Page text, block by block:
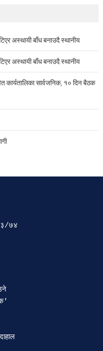
अस्थायी बाँध बनाउदै स्थानीय
अस्थायी बाँध बनाउदै स्थानीय
कार्यतालिका सार्वजनिक, १० दिन बैठक
७४